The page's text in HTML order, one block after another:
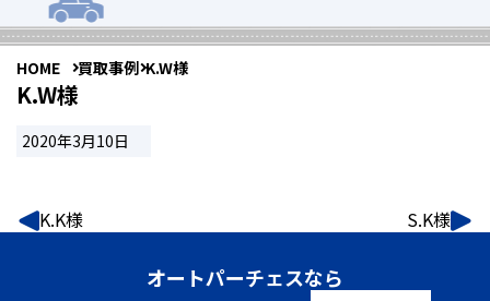
HOME 買取事例 K.W様
K.W様
2020年3月10日
K.K様 S.K様
オートパーチェスなら